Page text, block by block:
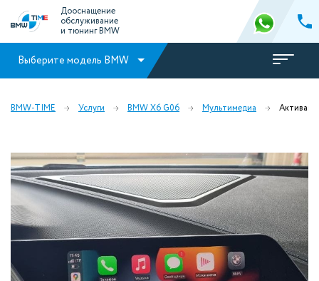
Дооснащение
обслуживание
и тюнинг BMW
Выберите модель BMW
BMW-TIME Услуги BMW X6 G06 Мультимедиа